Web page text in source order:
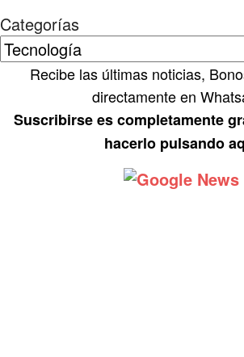
Categorías
Recibe las últimas noticias,
directamente en
Suscribirse es completamente
hacerlo pulsando